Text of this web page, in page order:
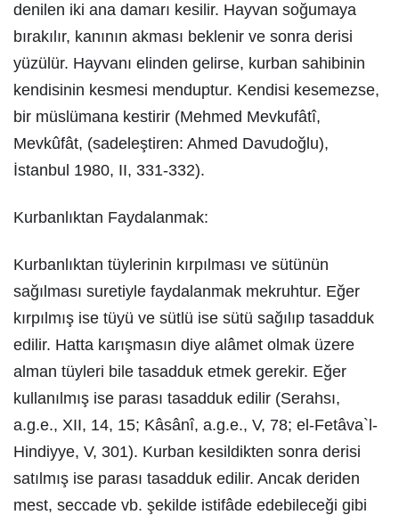
denilen iki ana damarı kesilir. Hayvan soğumaya
bırakılır, kanının akması beklenir ve sonra derisi
yüzülür. Hayvanı elinden gelirse, kurban sahibinin
kendisinin kesmesi menduptur. Kendisi kesemezse,
bir müslümana kestirir (Mehmed Mevkufâtî,
Mevkûfât, (sadeleştiren: Ahmed Davudoğlu),
İstanbul 1980, II, 331-332).
Kurbanlıktan Faydalanmak:
Kurbanlıktan tüylerinin kırpılması ve sütünün
sağılması suretiyle faydalanmak mekruhtur. Eğer
kırpılmış ise tüyü ve sütlü ise sütü sağılıp tasadduk
edilir. Hatta karışmasın diye alâmet olmak üzere
alman tüyleri bile tasadduk etmek gerekir. Eğer
kullanılmış ise parası tasadduk edilir (Serahsı,
a.g.e., XII, 14, 15; Kâsânî, a.g.e., V, 78; el-Fetâva`l-
Hindiyye, V, 301). Kurban kesildikten sonra derisi
satılmış ise parası tasadduk edilir. Ancak deriden
mest, seccade vb. şekilde istifâde edebileceği gibi